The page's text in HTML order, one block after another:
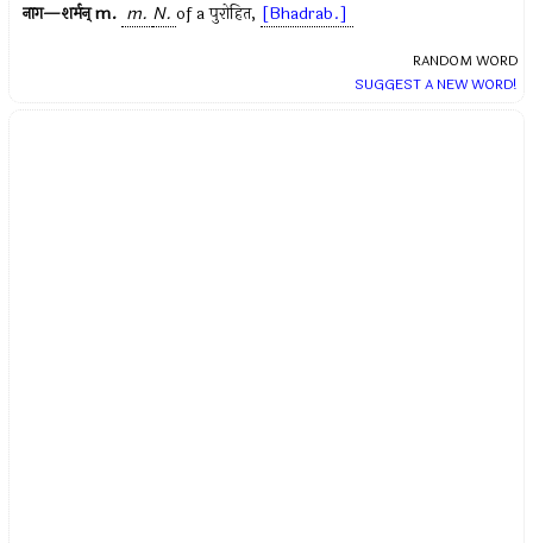
नाग—शर्मन्m. m. N. of aपुरोहित, [Bhadrab.]
RANDOM WORD
SUGGEST A NEW WORD!